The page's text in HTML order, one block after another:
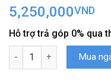
5,250,000VND
Hỗ trợ trả góp 0% qua
Máy giặt Hisense 13 kg
Mua